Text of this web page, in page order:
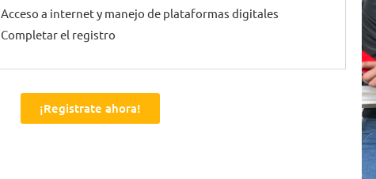
Acceso a internet y manejo de plataformas digitales
Completar el registro
¡Registrate ahora!